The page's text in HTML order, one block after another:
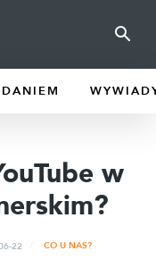
w
22 CO U NAS?